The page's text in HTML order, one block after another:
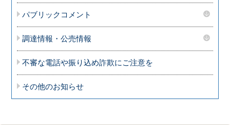
パブリックコメント
調達情報・公売情報
不審な電話や振り込め詐欺にご注意を
その他のお知らせ